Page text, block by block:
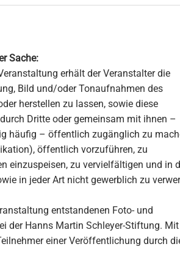
Sache:
erhält der Veranstalter die
Bild und/oder Tonaufnahmen des
herstellen zu lassen, sowie diese
Dritte oder gemeinsam mit ihnen –
häufig – öffentlich zugänglich zu
öffentlich vorzuführen, zu
einzuspeisen, zu vervielfältigen und in
in jeder Art nicht gewerblich zu
entstandenen Foto- und
der Hanns Martin Schleyer-Stiftung.
einer Veröffentlichung durch